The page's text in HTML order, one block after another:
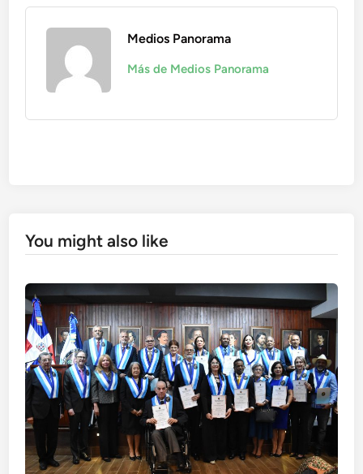
Medios Panorama
Más de Medios Panorama
You might also like